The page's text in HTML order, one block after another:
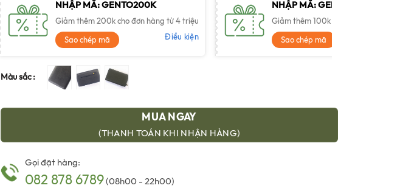
1,000,000 ₫.
NHẬP MÃ: GENTO200K
Giảm thêm 200k cho đơn hàng từ 4 triệu
Sao chép mã
Điều kiện
NHẬP MÃ: GENTO100K
Giảm thêm 100k cho đơn hàng từ
Sao chép mã
Màu sắc
MUA NGAY
(THANH TOÁN KHI NHẬN HÀNG)
Gọi đặt hàng:
082 878 6789(08h00 - 22h00)